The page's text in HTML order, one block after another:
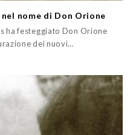
nome di Don Orione
ha festeggiato Don Orione
dei nuovi…